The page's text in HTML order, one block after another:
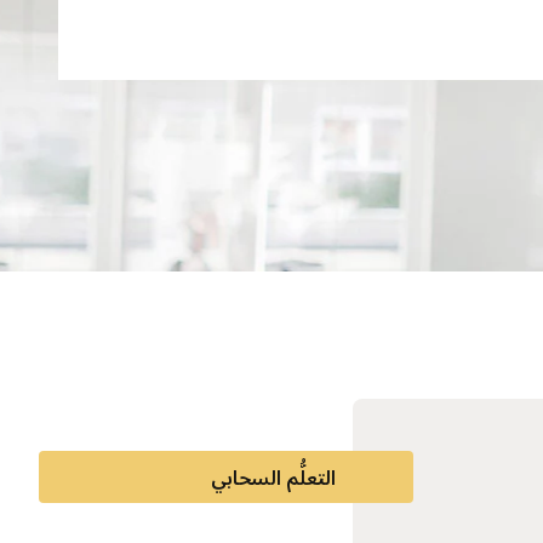
التعلُّم السحابي